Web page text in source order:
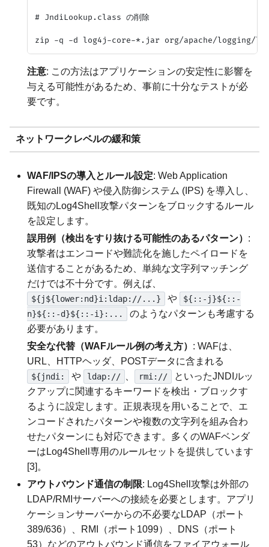
# JndiLookup.class の削除
注意: この方法はアプリケーションの安定性に影響を
与える可能性があるため、事前に十分なテストが必
要です。
ネットワークレベルの緩和策
WAF/IPSの導入とルール設定: Web Application
Firewall (WAF) や侵入防御システム (IPS) を導入し、
既知のLog4Shell攻撃パターンをブロックするルール
を設定します。
誤用例（検出をすり抜ける可能性のあるパターン） :
攻撃者はエンコードや難読化を施したペイロードを
送信することがあるため、単純な文字列マッチング
だけでは不十分です。例えば、
${j${lower:nd}i:ldap://...} や
${::-j}${::-
n}${::-d}${::-i}:...
のようなパターンも考慮する
必要があります。
安全な代替（WAFルール例の考え方） : WAFは、
URL、HTTPヘッダ、POSTデータに含まれる
${jndi: や ldap:// rmi://
といったJNDIルッ
クアップに関連するキーワードを検出・ブロックす
るように設定します。正規表現を用いることで、エ
ンコードされたパターンや複数の文字列を組み合わ
せたパターンにも対応できます。多くのWAFベンダ
ーはLog4Shell専用のルールセットを提供しています
[3]。
アウトバウンド通信の制限: Log4Shell攻撃は外部の
LDAP/RMIサーバーへの接続を必要とします。アプリ
ケーションサーバーからの不必要なLDAP（ポート
389/636）、RMI（ポート1099）、DNS（ポート
53）などのアウトバウンド通信をファイアウォール